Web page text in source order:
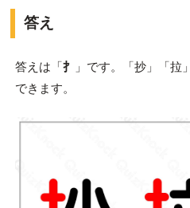
答え
答えは「扌
」です。「抄」「拉
できます。